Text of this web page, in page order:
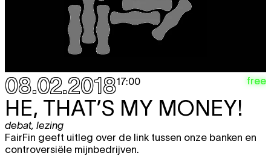
08.02.201817:00 free
HE, THAT’S MY MONEY!
debat, lezing
FairFin geeft uitleg over de link tussen onze banken en
controversiële mijnbedrijven.